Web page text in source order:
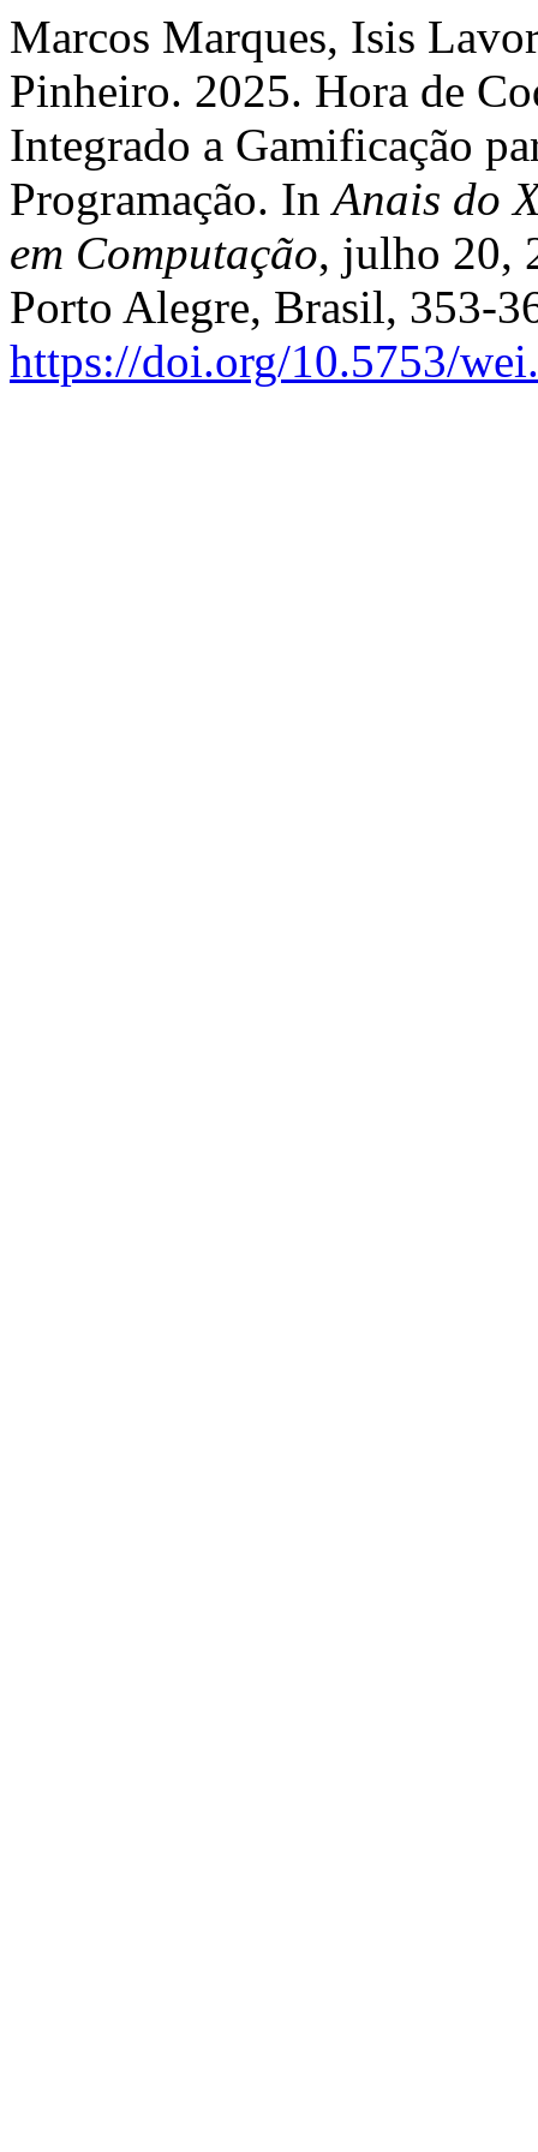
Marcos Marques, Isis
Pinheiro. 2025. Hora de
Integrado a Gamificação
Programação. InAnais do
em Computação, julho 20,
Porto Alegre, Brasil, 353-
https://doi.org/10.5753/